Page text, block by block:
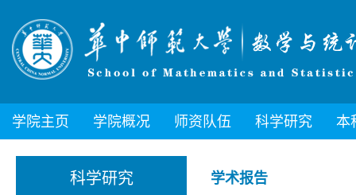
学院主页 学院概况 师资队伍 科学研究 本
科学研究 学术报告